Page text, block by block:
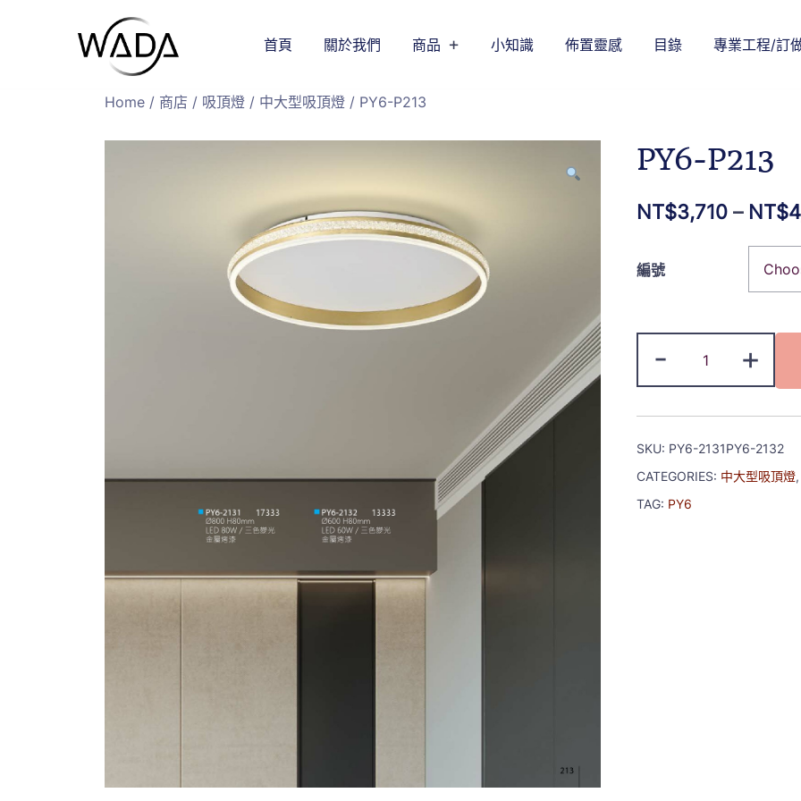
緯達燈飾
緯達燈飾企業行
首頁 關於我們 商品 小知識 佈置靈感 目錄 專業工程/訂
Home / 商店 / 吸頂燈 / 中大型吸頂燈 / PY6-P213
PY6-P213
NT$3,710 – NT$
編號
- +
SKU: PY6-2131PY6-2132
CATEGORIES: 中大型吸頂燈,
TAG: PY6